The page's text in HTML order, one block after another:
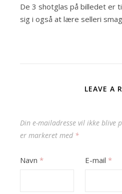
De 3 shotglas på billedet er
sig i også at lære selleri
LEAVE A
Din e-mailadresse vil ikke blive
er markeret med *
Navn * E-mail *